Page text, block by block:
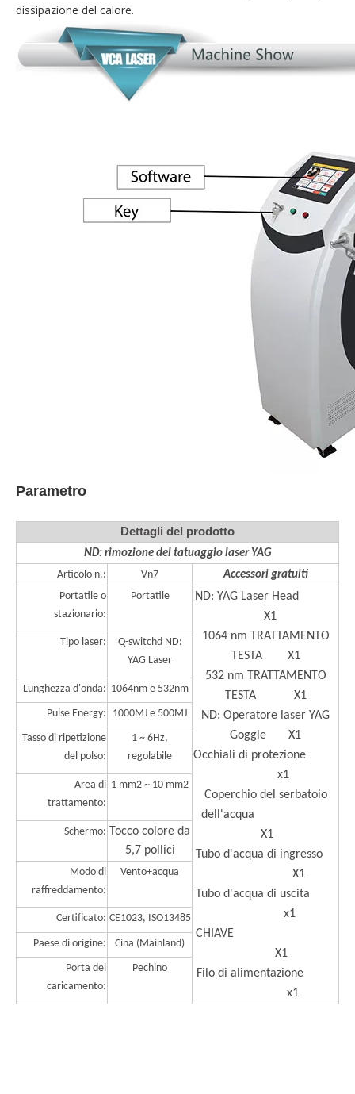
dissipazione del calore.
Parametro
Dettagli del prodotto
ND: rimozione del tatuaggio laser YAG
Articolo n.:
Vn7
Accessori gratuiti
Portatile o
stazionario:
Portatile
ND: YAG Laser Head
X1
1064 nm TRATTAMENTO
TESTA X1
532 nm TRATTAMENTO
TESTA X1
ND: Operatore laser YAG
Goggle X1
Occhiali di protezione
x1
Coperchio del serbatoio
dell'acqua
X1
Tubo d'acqua di ingresso
X1
Tubo d'acqua di uscita
x1
CHIAVE
X1
Filo di alimentazione
x1
Tipo laser:
Q-switchd ND:
YAG Laser
Lunghezza d'onda: 1064nm e 532nm
Pulse Energy: 1000MJ e 500MJ
Tasso di ripetizione
del polso:
1 ~ 6Hz,
regolabile
Area di
trattamento:
1 mm2 ~ 10 mm2
Schermo:
Tocco colore da
5,7 pollici
Modo di
raffreddamento:
Vento+acqua
Certificato: CE1023, ISO13485
Paese di origine: Cina (Mainland)
Porta del
caricamento:
Pechino